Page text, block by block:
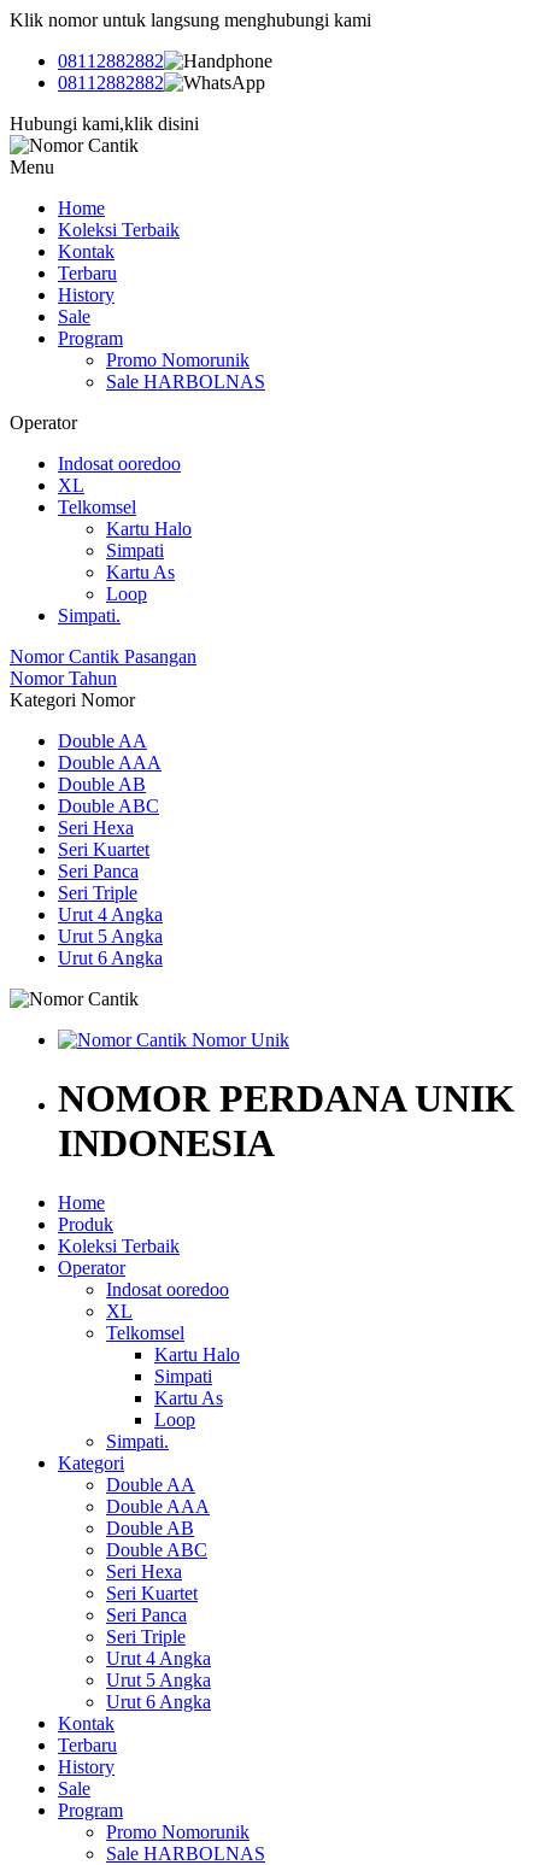
Klik nomor untuk langsung menghubungi kami
08112882882
08112882882
Hubungi kami,klik disini
Menu
Home
Koleksi Terbaik
Kontak
Terbaru
History
Sale
Program
Promo Nomorunik
Sale HARBOLNAS
Operator
Indosat ooredoo
XL
Telkomsel
Kartu Halo
Simpati
Kartu As
Loop
Simpati.
Nomor Cantik Pasangan
Nomor Tahun
Kategori Nomor
Double AA
Double AAA
Double AB
Double ABC
Seri Hexa
Seri Kuartet
Seri Panca
Seri Triple
Urut 4 Angka
Urut 5 Angka
Urut 6 Angka
NOMOR PERDANA UNIK
INDONESIA
Home
Produk
Koleksi Terbaik
Operator
Indosat ooredoo
XL
Telkomsel
Kartu Halo
Simpati
Kartu As
Loop
Simpati.
Kategori
Double AA
Double AAA
Double AB
Double ABC
Seri Hexa
Seri Kuartet
Seri Panca
Seri Triple
Urut 4 Angka
Urut 5 Angka
Urut 6 Angka
Kontak
Terbaru
History
Sale
Program
Promo Nomorunik
Sale HARBOLNAS